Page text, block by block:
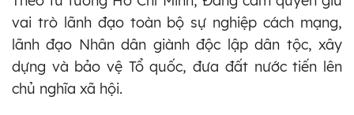
vai trò lãnh đạo toàn bộ sự nghiệp cách mạng,
lãnh đạo Nhân dân giành độc lập dân tộc, xây
dựng và bảo vệ Tổ quốc, đưa đất nước tiến lên
chủ nghĩa xã hội.